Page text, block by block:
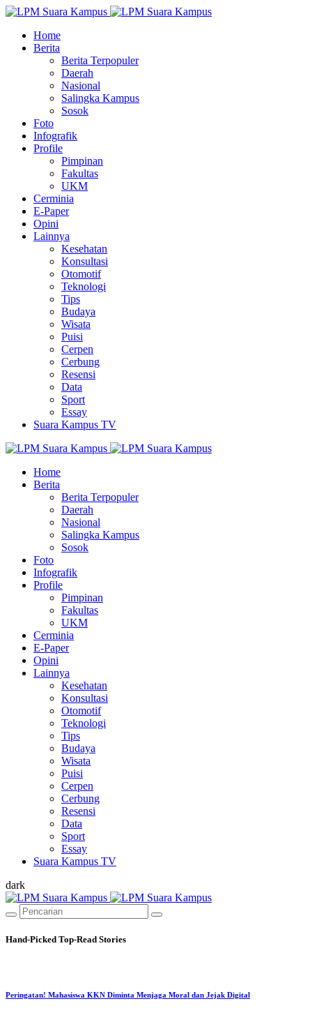
Home
Berita
Berita Terpopuler
Daerah
Nasional
Salingka Kampus
Sosok
Foto
Infografik
Profile
Pimpinan
Fakultas
UKM
Cerminia
E-Paper
Opini
Lainnya
Kesehatan
Konsultasi
Otomotif
Teknologi
Tips
Budaya
Wisata
Puisi
Cerpen
Cerbung
Resensi
Data
Sport
Essay
Suara Kampus TV
Home
Berita
Berita Terpopuler
Daerah
Nasional
Salingka Kampus
Sosok
Foto
Infografik
Profile
Pimpinan
Fakultas
UKM
Cerminia
E-Paper
Opini
Lainnya
Kesehatan
Konsultasi
Otomotif
Teknologi
Tips
Budaya
Wisata
Puisi
Cerpen
Cerbung
Resensi
Data
Sport
Essay
Suara Kampus TV
dark
Hand-Picked Top-Read Stories
Peringatan! Mahasiswa KKN Diminta Menjaga Moral dan Jejak Digital